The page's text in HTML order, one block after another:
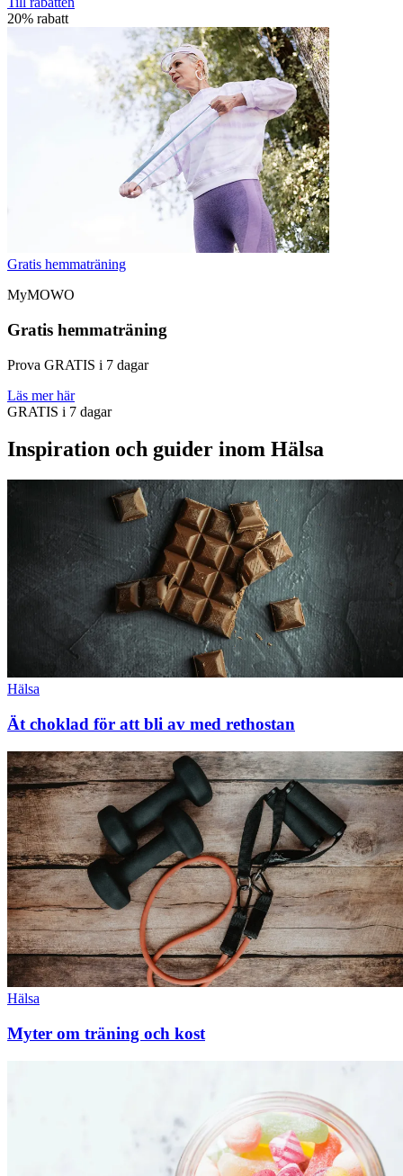
20% rabatt
Gratis hemmaträning
MyMOWO
Gratis hemmaträning
Prova GRATIS i 7 dagar
Läs mer här
GRATIS i 7 dagar
Inspiration och guider inom Hälsa
Hälsa
Ät choklad för att bli av med rethostan
Hälsa
Myter om träning och kost